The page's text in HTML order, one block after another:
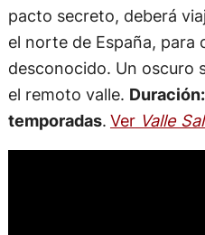
pacto secreto, deberá
el norte de España, para
desconocido. Un oscuro
el remoto valle.
temporadas. VerValle